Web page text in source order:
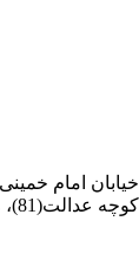
خیابان امام